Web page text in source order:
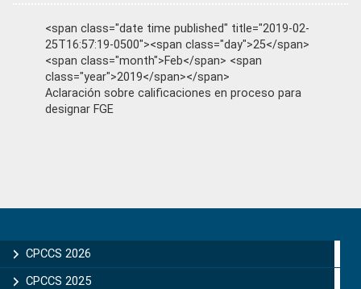
<span class="date time published" title="2019-02-
25T16:57:19-0500"><span class="day">25</span>
<span class="month">Feb</span> <span
class="year">2019</span></span>
Aclaración sobre calificaciones en proceso para
designar FGE
Sidebar
CPCCS 2026
CPCCS 2025